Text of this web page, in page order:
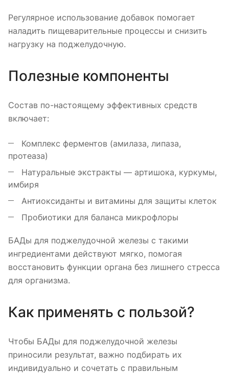
Регулярное использование добавок помогает
наладить пищеварительные процессы и снизить
нагрузку на поджелудочную.
Полезные компоненты
Состав по-настоящему эффективных средств
включает:
Комплекс ферментов (амилаза, липаза,
протеаза)
Натуральные экстракты — артишока, куркумы,
имбиря
Антиоксиданты и витамины для защиты клеток
Пробиотики для баланса микрофлоры
БАДы для поджелудочной железы с такими
ингредиентами действуют мягко, помогая
восстановить функции органа без лишнего стресса
для организма.
Как применять с пользой?
Чтобы БАДы для поджелудочной железы
приносили результат, важно подбирать их
индивидуально и сочетать с правильным